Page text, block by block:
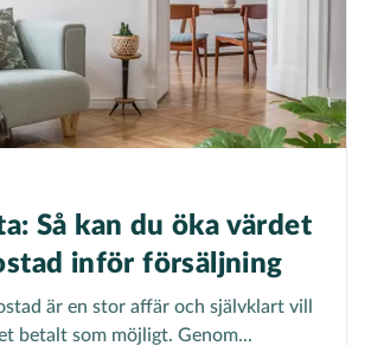
Så kan du öka värdet
inför försäljning
är en stor affär och självklart vill
betalt som möjligt. Genom...